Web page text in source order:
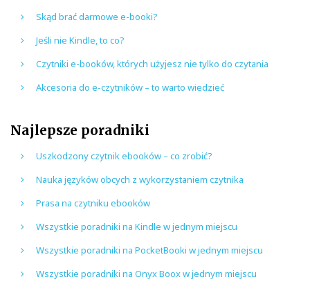
Skąd brać darmowe e-booki?
Jeśli nie Kindle, to co?
Czytniki e-booków, których użyjesz nie tylko do czytania
Akcesoria do e-czytników – to warto wiedzieć
Najlepsze poradniki
Uszkodzony czytnik ebooków – co zrobić?
Nauka języków obcych z wykorzystaniem czytnika
Prasa na czytniku ebooków
Wszystkie poradniki na Kindle w jednym miejscu
Wszystkie poradniki na PocketBooki w jednym miejscu
Wszystkie poradniki na Onyx Boox w jednym miejscu